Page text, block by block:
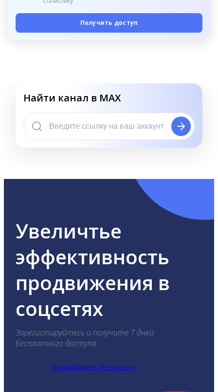
Получить доступ
Найти канал в MAX
Увеличтье
эффективность
продвижения в
соцсетях
Зарегистируйтесь и получите 7 дней
бесплатного доступа.
Попробовать бесплатно